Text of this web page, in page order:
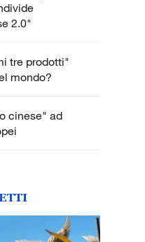
2.0"
tre prodotti"
mondo?
cinese" ad